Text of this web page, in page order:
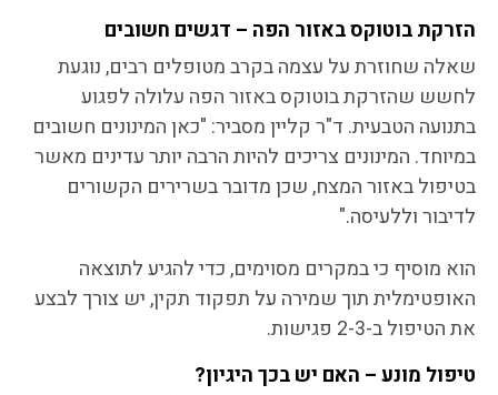
הזרקת בוטוקס באזור הפה – דגשים חשובים
שאלה שחוזרת על עצמה בקרב מטופלים רבים, נוגעת
לחשש שהזרקת בוטוקס באזור הפה עלולה לפגוע
בתנועה הטבעית. ד"ר קליין מסביר: "כאן המינונים חשובים
במיוחד. המינונים צריכים להיות הרבה יותר עדינים מאשר
בטיפול באזור המצח, שכן מדובר בשרירים הקשורים
לדיבור וללעיסה."
הוא מוסיף כי במקרים מסוימים, כדי להגיע לתוצאה
האופטימלית תוך שמירה על תפקוד תקין, יש צורך לבצע
את הטיפול ב-2-3 פגישות.
טיפול מונע – האם יש בכך היגיון?